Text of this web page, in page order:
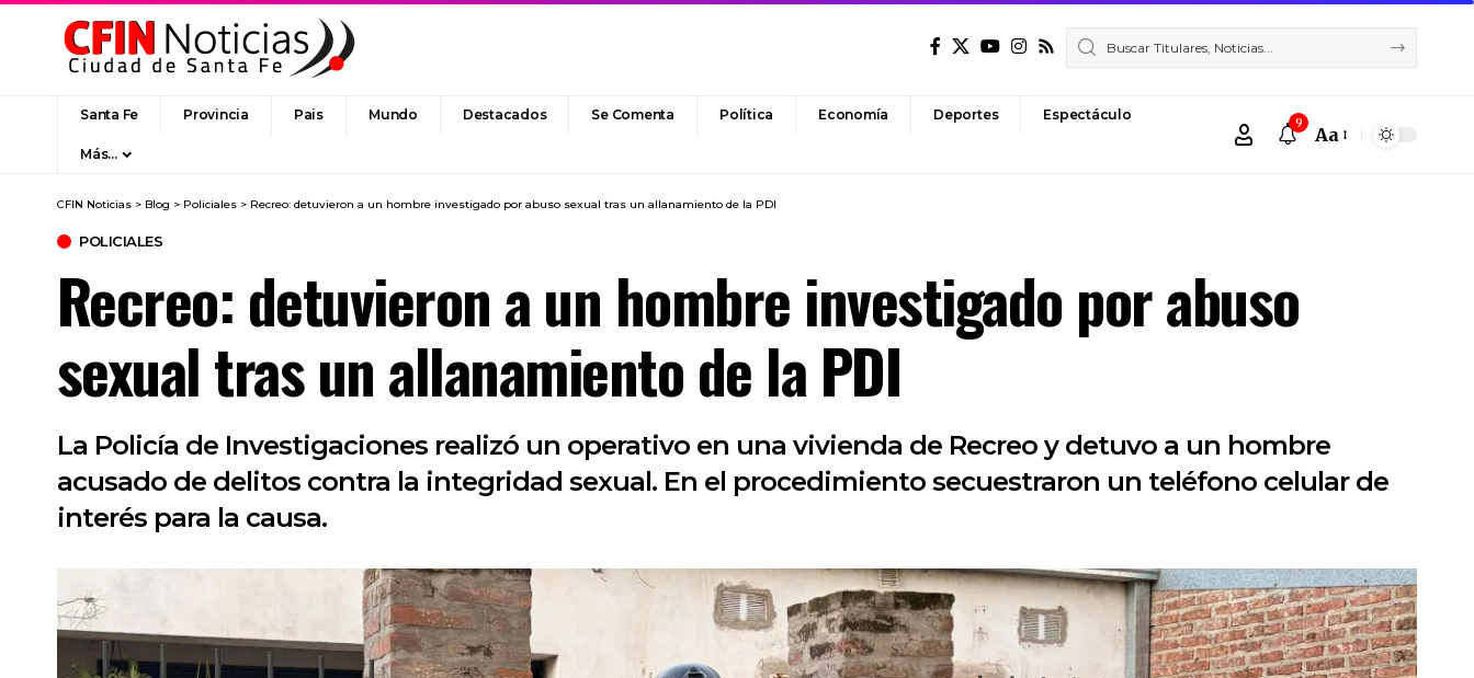
Santa Fe Provincia Pais Mundo Destacados Se Comenta Política Economía Deportes Espectáculo
Más…
9
Font
Aa
CFIN Noticias > Blog > Policiales > Recreo: detuvieron a un hombre investigado por abuso sexual tras un allanamiento de la PDI
POLICIALES
Recreo: detuvieron a un hombre investigado por abuso
sexual tras un allanamiento de la PDI
La Policía de Investigaciones realizó un operativo en una vivienda de Recreo y detuvo a un hombre
acusado de delitos contra la integridad sexual. En el procedimiento secuestraron un teléfono celular de
interés para la causa.